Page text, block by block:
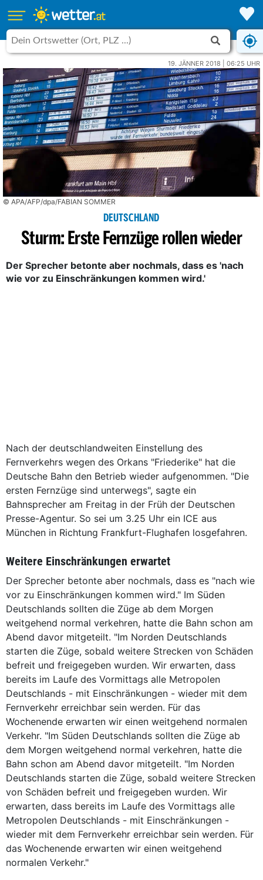
19. JÄNNER 2018 | 06:25 UHR
© APA/AFP/dpa/FABIAN SOMMER
DEUTSCHLAND
Sturm: Erste Fernzüge rollen wieder
Der Sprecher betonte aber nochmals, dass es 'nach
wie vor zu Einschränkungen kommen wird.'
Nach der deutschlandweiten Einstellung des
Fernverkehrs wegen des Orkans "Friederike" hat die
Deutsche Bahn den Betrieb wieder aufgenommen. "Die
ersten Fernzüge sind unterwegs", sagte ein
Bahnsprecher am Freitag in der Früh der Deutschen
Presse-Agentur. So sei um 3.25 Uhr ein ICE aus
München in Richtung Frankfurt-Flughafen losgefahren.
Weitere Einschränkungen erwartet
Der Sprecher betonte aber nochmals, dass es "nach wie
vor zu Einschränkungen kommen wird." Im Süden
Deutschlands sollten die Züge ab dem Morgen
weitgehend normal verkehren, hatte die Bahn schon am
Abend davor mitgeteilt. "Im Norden Deutschlands
starten die Züge, sobald weitere Strecken von Schäden
befreit und freigegeben wurden. Wir erwarten, dass
bereits im Laufe des Vormittags alle Metropolen
Deutschlands - mit Einschränkungen - wieder mit dem
Fernverkehr erreichbar sein werden. Für das
Wochenende erwarten wir einen weitgehend normalen
Verkehr. "Im Süden Deutschlands sollten die Züge ab
dem Morgen weitgehend normal verkehren, hatte die
Bahn schon am Abend davor mitgeteilt. "Im Norden
Deutschlands starten die Züge, sobald weitere Strecken
von Schäden befreit und freigegeben wurden. Wir
erwarten, dass bereits im Laufe des Vormittags alle
Metropolen Deutschlands - mit Einschränkungen -
wieder mit dem Fernverkehr erreichbar sein werden. Für
das Wochenende erwarten wir einen weitgehend
normalen Verkehr."